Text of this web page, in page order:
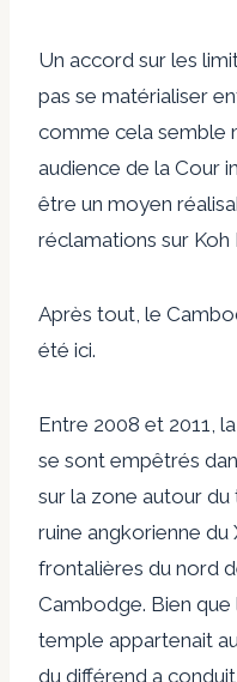
Un accord sur les
pas se matérialiser
comme cela semble
audience de la Cour
être un moyen
réclamations sur Koh
Après tout, le
été ici.
Entre 2008 et 2011,
se sont empêtrés
sur la zone autour du
ruine angkorienne du
frontalières du nord
Cambodge. Bien que
temple appartenait
du différend a